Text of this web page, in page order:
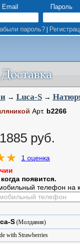
Email Пароль
пароль?|
→ Luca-S→
Арт. b2266
руб.
1 оценка
появится.
телефон на
S (Молдавия)
with Strawberries